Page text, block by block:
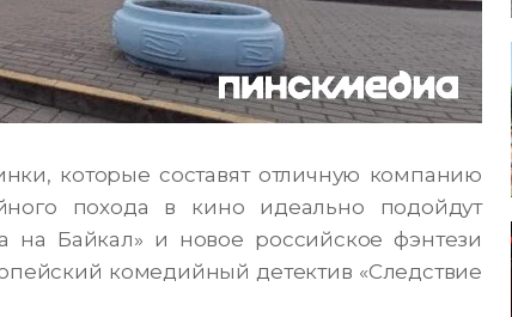
которые составят отличную компанию
похода в кино идеально подойдут
Байкал» и новое российское фэнтези
комедийный детектив «Следствие